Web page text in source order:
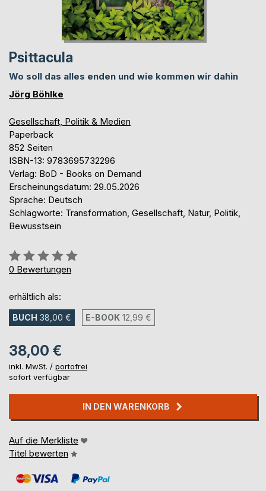
Psittacula
Wo soll das alles enden und wie kommen wir dahin
Jörg Böhlke
Gesellschaft, Politik & Medien
Paperback
852 Seiten
ISBN-13: 9783695732296
Verlag: BoD - Books on Demand
Erscheinungsdatum: 29.05.2026
Sprache: Deutsch
Schlagworte: Transformation, Gesellschaft, Natur, Politik,
Bewusstsein
Bewertung::
0%
0 Bewertungen
erhältlich als:
BUCH 38,00 € E-BOOK 12,99 €
38,00 €
inkl. MwSt. / portofrei
sofort verfügbar
IN DEN WARENKORB
Auf die Merkliste
Titel bewerten